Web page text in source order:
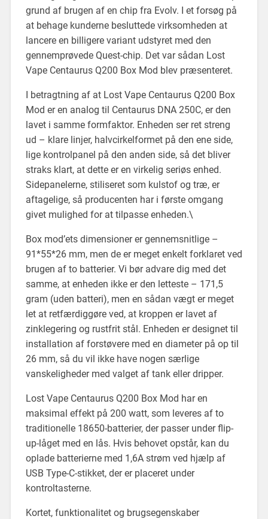
grund af brugen af en chip fra Evolv. I et forsøg på
at behage kunderne besluttede virksomheden at
lancere en billigere variant udstyret med den
gennemprøvede Quest-chip. Det var sådan Lost
Vape Centaurus Q200 Box Mod blev præsenteret.
I betragtning af at Lost Vape Centaurus Q200 Box
Mod er en analog til Centaurus DNA 250C, er den
lavet i samme formfaktor. Enheden ser ret streng
ud – klare linjer, halvcirkelformet på den ene side,
lige kontrolpanel på den anden side, så det bliver
straks klart, at dette er en virkelig seriøs enhed.
Sidepanelerne, stiliseret som kulstof og træ, er
aftagelige, så producenten har i første omgang
givet mulighed for at tilpasse enheden.\
Box mod’ets dimensioner er gennemsnitlige –
91*55*26 mm, men de er meget enkelt forklaret ved
brugen af to batterier. Vi bør advare dig med det
samme, at enheden ikke er den letteste – 171,5
gram (uden batteri), men en sådan vægt er meget
let at retfærdiggøre ved, at kroppen er lavet af
zinklegering og rustfrit stål. Enheden er designet til
installation af forstøvere med en diameter på op til
26 mm, så du vil ikke have nogen særlige
vanskeligheder med valget af tank eller dripper.
Lost Vape Centaurus Q200 Box Mod har en
maksimal effekt på 200 watt, som leveres af to
traditionelle 18650-batterier, der passer under flip-
up-låget med en lås. Hvis behovet opstår, kan du
oplade batterierne med 1,6A strøm ved hjælp af
USB Type-C-stikket, der er placeret under
kontroltasterne.
Kortet, funktionalitet og brugsegenskaber